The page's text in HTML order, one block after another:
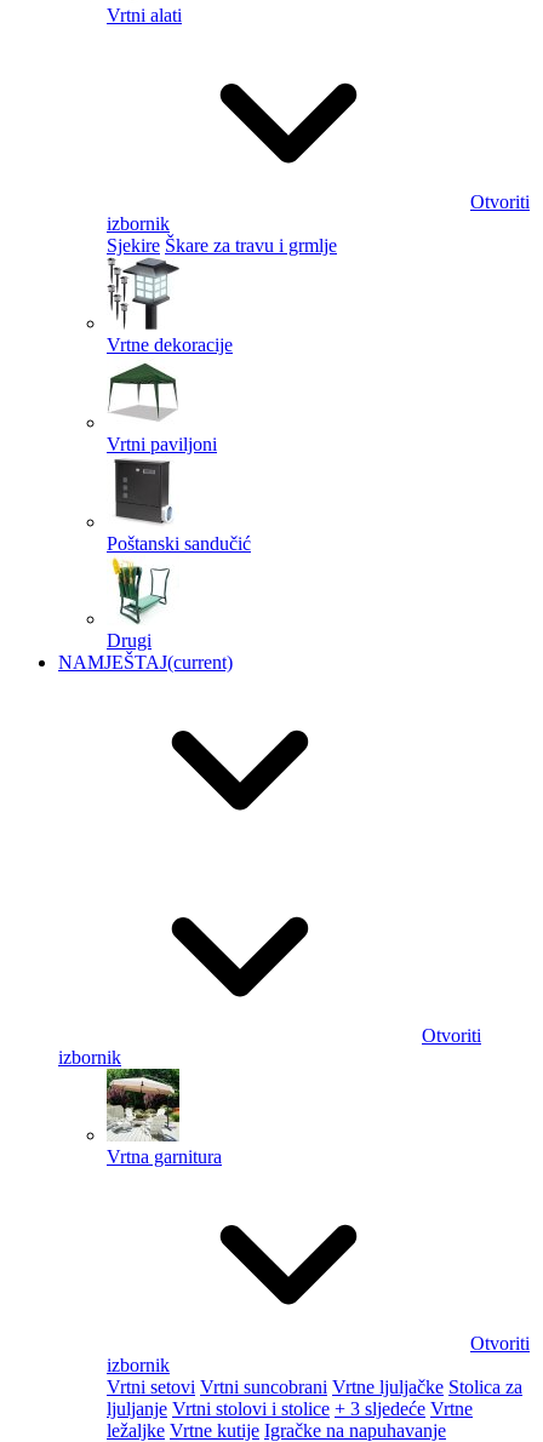
Vrtni alati
Otvoriti
izbornik
Sjekire Škare za travu i grmlje
Vrtne dekoracije
Vrtni paviljoni
Poštanski sandučić
Drugi
NAMJEŠTAJ(current)
Otvoriti
izbornik
Vrtna garnitura
Otvoriti
izbornik
Vrtni setovi Vrtni suncobrani Vrtne ljuljačke Stolica za
ljuljanje Vrtni stolovi i stolice + 3 sljedeće Vrtne
ležaljke Vrtne kutije Igračke na napuhavanje